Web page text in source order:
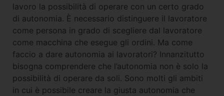
lavoro la possibilità di operare con un certo grado
di autonomia. È necessario distinguere il lavoratore
come persona in grado di scegliere dal lavoratore
come macchina che esegue gli ordini. Ma come
faccio a dare autonomia ai lavoratori? Innanzitutto
bisogna comprendere che l’autonomia non è solo la
possibilità di operare da soli. Sono molti gli ambiti
in cui è possibile creare la giusta autonomia che